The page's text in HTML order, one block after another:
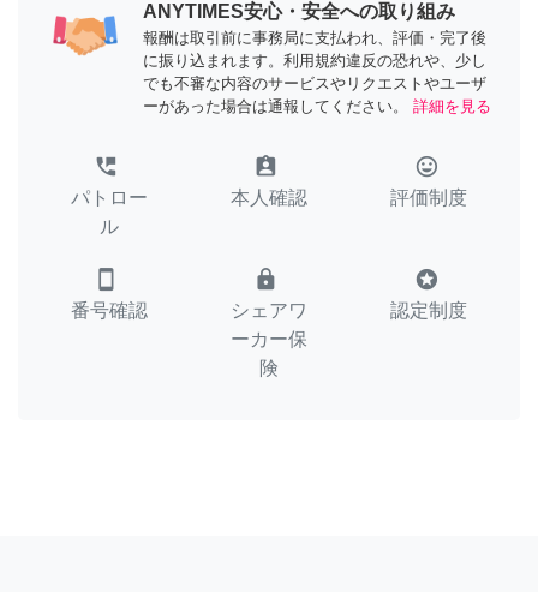
ANYTIMES安心・安全への取り組み
報酬は取引前に事務局に支払われ、評価・完了後
に振り込まれます。利用規約違反の恐れや、少し
でも不審な内容のサービスやリクエストやユーザ
ーがあった場合は通報してください。
詳細を見る
perm_phone_msg
パトロー
ル
assignment_ind
本人確認
tag_faces
評価制度
smartphone
番号確認
lock
シェアワ
ーカー保
険
stars
認定制度